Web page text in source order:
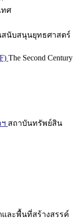
ทศ
นับสนุนยุทธศาสตร์
The Second Century
สถาบันทรัพย์สิน
ละพื้นที่สร้างสรรค์